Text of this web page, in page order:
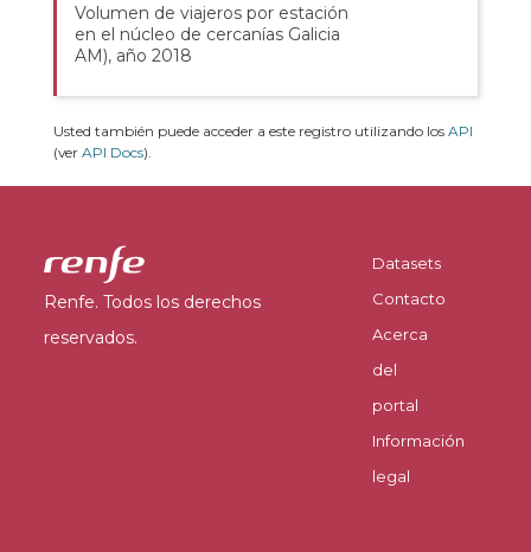
Volumen de viajeros por estación
en el núcleo de cercanías Galicia
AM), año 2018
Usted también puede acceder a este registro utilizando los API
(ver API Docs).
Renfe. Todos los derechos
reservados.
Datasets
Contacto
Acerca
del
portal
Información
legal